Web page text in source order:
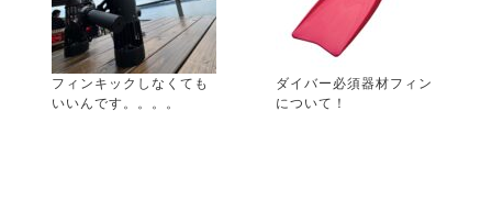
フィンキックしなくても
いいんです。。。。
ダイバー必須器材フィン
について！